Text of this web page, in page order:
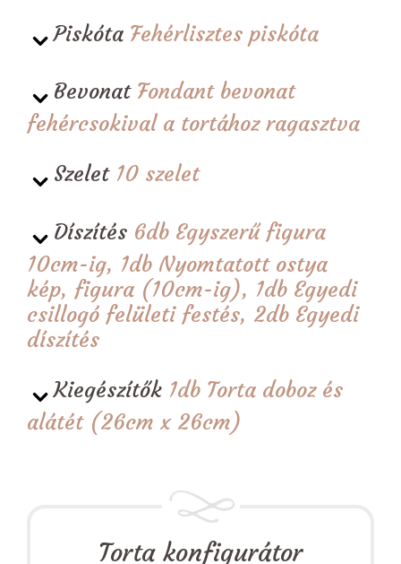
Piskóta Fehérlisztes piskóta
Bevonat Fondant bevonat
fehércsokival a tortához ragasztva
Szelet 10 szelet
Díszítés 6db Egyszerű figura
10cm-ig, 1db Nyomtatott ostya
kép, figura (10cm-ig), 1db Egyedi
csillogó felületi festés, 2db Egyedi
díszítés
Kiegészítők 1db Torta doboz és
alátét (26cm x 26cm)
Torta konfigurátor